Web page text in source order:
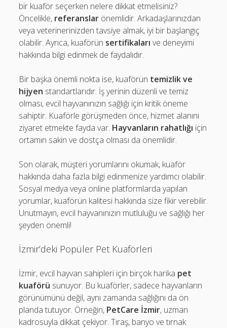
bir kuaför seçerken nelere dikkat etmelisiniz?
Öncelikle, referanslar önemlidir. Arkadaşlarınızdan
veya veterinerinizden tavsiye almak, iyi bir başlangıç
olabilir. Ayrıca, kuaförün sertifikaları ve deneyimi
hakkında bilgi edinmek de faydalıdır.
Bir başka önemli nokta ise, kuaförün temizlik ve
hijyen standartlarıdır. İş yerinin düzenli ve temiz
olması, evcil hayvanınızın sağlığı için kritik öneme
sahiptir. Kuaförle görüşmeden önce, hizmet alanını
ziyaret etmekte fayda var. Hayvanların rahatlığı için
ortamın sakin ve dostça olması da önemlidir.
Son olarak, müşteri yorumlarını okumak, kuaför
hakkında daha fazla bilgi edinmenize yardımcı olabilir.
Sosyal medya veya online platformlarda yapılan
yorumlar, kuaförün kalitesi hakkında size fikir verebilir.
Unutmayın, evcil hayvanınızın mutluluğu ve sağlığı her
şeyden önemli!
İzmir’deki Popüler Pet Kuaförleri
İzmir, evcil hayvan sahipleri için birçok harika pet
kuaförü sunuyor. Bu kuaförler, sadece hayvanların
görünümünü değil, aynı zamanda sağlığını da ön
planda tutuyor. Örneğin, PetCare İzmir, uzman
kadrosuyla dikkat çekiyor. Tıraş, banyo ve tırnak